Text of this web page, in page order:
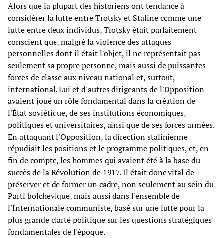
Alors que la plupart des historiens ont tendance à
considérer la lutte entre Trotsky et Staline comme une
lutte entre deux individus, Trotsky était parfaitement
conscient que, malgré la violence des attaques
personnelles dont il était l'objet, il ne représentait pas
seulement sa propre personne, mais aussi de puissantes
forces de classe aux niveau national et, surtout,
international. Lui et d'autres dirigeants de l'Opposition
avaient joué un rôle fondamental dans la création de
l'État soviétique, de ses institutions économiques,
politiques et universitaires, ainsi que de ses forces armées.
En attaquant l'Opposition, la direction stalinienne
répudiait les positions et le programme politiques, et, en
fin de compte, les hommes qui avaient été à la base du
succès de la Révolution de 1917. Il était donc vital de
préserver et de former un cadre, non seulement au sein du
Parti bolchevique, mais aussi dans l'ensemble de
l'Internationale communiste, basé sur une lutte pour la
plus grande clarté politique sur les questions stratégiques
fondamentales de l'époque.